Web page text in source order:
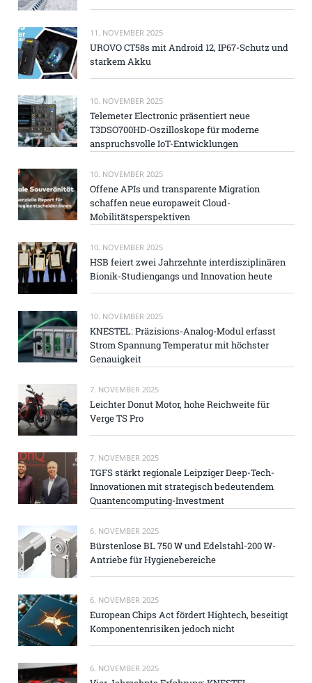
11. NOVEMBER 2025
UROVO CT58s mit Android 12, IP67-Schutz und
starkem Akku
10. NOVEMBER 2025
Telemeter Electronic präsentiert neue
T3DSO700HD-Oszilloskope für moderne
anspruchsvolle IoT-Entwicklungen
10. NOVEMBER 2025
Offene APIs und transparente Migration
schaffen neue europaweit Cloud-
Mobilitätsperspektiven
10. NOVEMBER 2025
HSB feiert zwei Jahrzehnte interdisziplinären
Bionik-Studiengangs und Innovation heute
10. NOVEMBER 2025
KNESTEL: Präzisions-Analog-Modul erfasst
Strom Spannung Temperatur mit höchster
Genauigkeit
7. NOVEMBER 2025
Leichter Donut Motor, hohe Reichweite für
Verge TS Pro
7. NOVEMBER 2025
TGFS stärkt regionale Leipziger Deep-Tech-
Innovationen mit strategisch bedeutendem
Quantencomputing-Investment
6. NOVEMBER 2025
Bürstenlose BL 750 W und Edelstahl-200 W-
Antriebe für Hygienebereiche
6. NOVEMBER 2025
European Chips Act fördert Hightech, beseitigt
Komponentenrisiken jedoch nicht
6. NOVEMBER 2025